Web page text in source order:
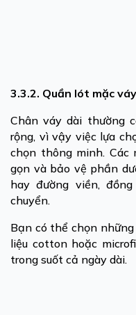
3.3.2. Quần lót mặc váy
Chân váy dài thường
rộng, vì vậy việc lựa
chọn thông minh. Các
gọn và bảo vệ phần
hay đường viền,
chuyển.
Bạn có thể chọn
liệu cotton hoặc
trong suốt cả ngày dài.